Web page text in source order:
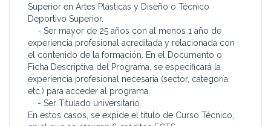
Superior en Artes Plásticas y Diseño o Técnico
Deportivo Superior.
- Ser mayor de 25 años con al menos 1 año de
experiencia profesional acreditada y relacionada con
el contenido de la formación. En el Documento o
Ficha Descriptiva del Programa, se especificará la
experiencia profesional necesaria (sector, categoría,
etc.) para acceder al programa.
- Ser Titulado universitario.
En estos casos, se expide el título de Curso Técnico,